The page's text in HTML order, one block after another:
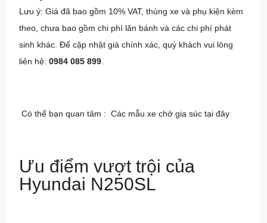
Lưu ý: Giá đã bao gồm 10% VAT, thùng xe và phụ kiện kèm
theo, chưa bao gồm chi phí lăn bánh và các chi phí phát
sinh khác. Để cập nhật giá chính xác, quý khách vui lòng
liên hệ: 0984 085 899.
Có thể bạn quan tâm : Các mẫu xe chở gia súc tại đây
Ưu điểm vượt trội của
Hyundai N250SL